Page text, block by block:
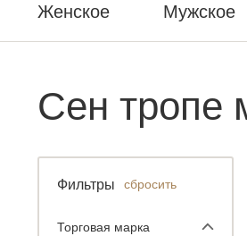
Женское Мужское
Сен тропе
Фильтры сбросить
Торговая марка